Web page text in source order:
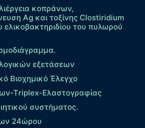
κοπράνων,
Ag και τοξίνης Clostiridium
του πυλωρού
εξετάσεων
Βιοχημικό Έλεγχο
Τriplex-Ελαστογραφίας
συστήματος.
24ώρου